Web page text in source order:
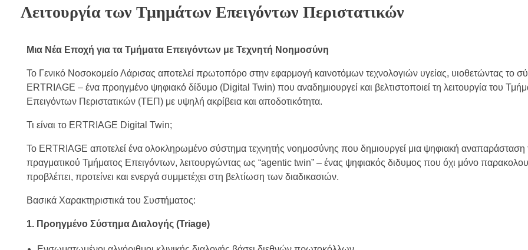
Λειτουργία των Τμημάτων Επειγόντων Περιστατικών
Μια Νέα Εποχή για τα Τμήματα Επειγόντων με Τεχνητή Νοημοσύνη
Το Γενικό Νοσοκομείο Λάρισας αποτελεί πρωτοπόρο στην εφαρμογή καινοτόμων τεχνολογιών υγείας, υιοθετώντας το
ERTRIAGE – ένα προηγμένο ψηφιακό δίδυμο (Digital Twin) που αναδημιουργεί και βελτιστοποιεί τη λειτουργία του
Επειγόντων Περιστατικών (ΤΕΠ) με υψηλή ακρίβεια και αποδοτικότητα.
Τι είναι το ERTRIAGE Digital Twin;
Το ERTRIAGE αποτελεί ένα ολοκληρωμένο σύστημα τεχνητής νοημοσύνης που δημιουργεί μια ψηφιακή αναπαράσταση
πραγματικού Τμήματος Επειγόντων, λειτουργώντας ως “agentic twin” – ένας ψηφιακός διδυμος που όχι μόνο
προβλέπει, προτείνει και ενεργά συμμετέχει στη βελτίωση των διαδικασιών.
Βασικά Χαρακτηριστικά του Συστήματος:
1. Προηγμένο Σύστημα Διαλογής (Triage)